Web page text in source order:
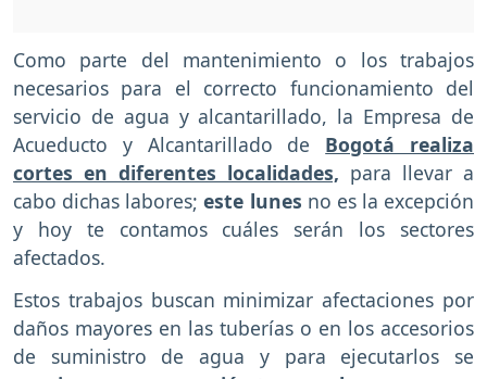
Como parte del mantenimiento o los trabajos
necesarios para el correcto funcionamiento del
servicio de agua y alcantarillado, la Empresa de
Acueducto y Alcantarillado de Bogotá realiza
cortes en diferentes localidades, para llevar a
cabo dichas labores;este lunes no es la excepción
y hoy te contamos cuáles serán los sectores
afectados.
Estos trabajos buscan minimizar afectaciones por
daños mayores en las tuberías o en los accesorios
de suministro de agua y para ejecutarlos se